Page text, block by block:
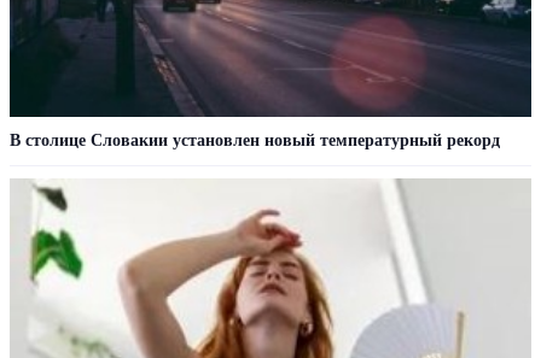
В столице Словакии установлен новый температурный рекорд